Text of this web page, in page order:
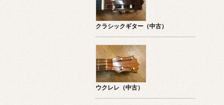
クラシックギター（中古）
ウクレレ（中古）